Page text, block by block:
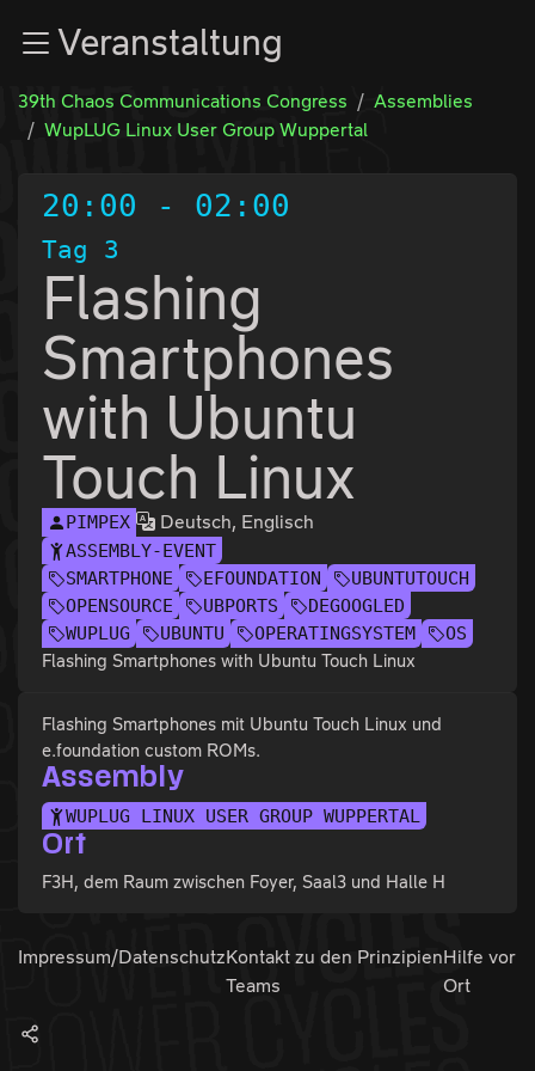
Zum InhaltVeranstaltung
39th Chaos Communications Congress
Assemblies
WupLUG Linux User Group Wuppertal
20:00 - 02:00
Tag 3
Flashing
Smartphones
with Ubuntu
Touch Linux
PIMPEX Deutsch, Englisch
ASSEMBLY-EVENT
SMARTPHONE
EFOUNDATION
UBUNTUTOUCH
OPENSOURCE
UBPORTS
DEGOOGLED
WUPLUG
UBUNTU OPERATINGSYSTEM OS
Flashing Smartphones with Ubuntu Touch Linux
Flashing Smartphones mit Ubuntu Touch Linux und
e.foundation custom ROMs.
Assembly
WUPLUG LINUX USER GROUP WUPPERTAL
Ort
F3H, dem Raum zwischen Foyer, Saal3 und Halle H
Impressum/DatenschutzKontakt zu den
Teams
PrinzipienHilfe vor
Ort